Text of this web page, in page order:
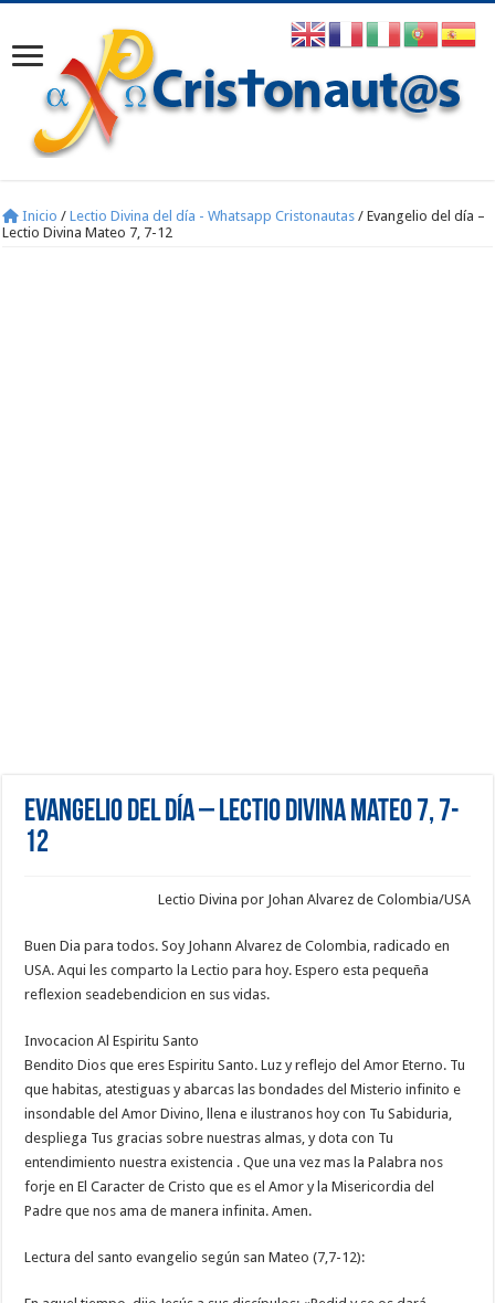
Inicio / Lectio Divina del día - Whatsapp Cristonautas / Evangelio del día –
Lectio Divina Mateo 7, 7-12
Evangelio del día – Lectio Divina Mateo 7, 7-
12
Lectio Divina por Johan Alvarez de Colombia/USA
Buen Dia para todos. Soy Johann Alvarez de Colombia, radicado en
USA. Aqui les comparto la Lectio para hoy. Espero esta pequeña
reflexion seadebendicion en sus vidas.
Invocacion Al Espiritu Santo
Bendito Dios que eres Espiritu Santo. Luz y reflejo del Amor Eterno. Tu
que habitas, atestiguas y abarcas las bondades del Misterio infinito e
insondable del Amor Divino, llena e ilustranos hoy con Tu Sabiduria,
despliega Tus gracias sobre nuestras almas, y dota con Tu
entendimiento nuestra existencia . Que una vez mas la Palabra nos
forje en El Caracter de Cristo que es el Amor y la Misericordia del
Padre que nos ama de manera infinita. Amen.
Lectura del santo evangelio según san Mateo (7,7-12):